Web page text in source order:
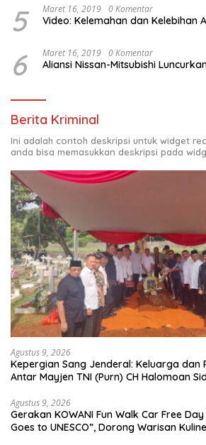
5 Maret 16, 2019 0 Komentar
Video: Kelemahan dan Kelebihan
6 Maret 16, 2019 0 Komentar
Aliansi Nissan-Mitsubishi
Berita Kriminal
Ini adalah contoh deskripsi untuk widget
anda bisa memasukkan deskripsi pada
Agustus 9, 2026
Kepergian Sang Jenderal: Keluarga dan
Antar Mayjen TNI (Purn) CH Halomoan
Agustus 9, 2026
Gerakan KOWANI Fun Walk Car Free
Goes to UNESCO”, Dorong Warisan